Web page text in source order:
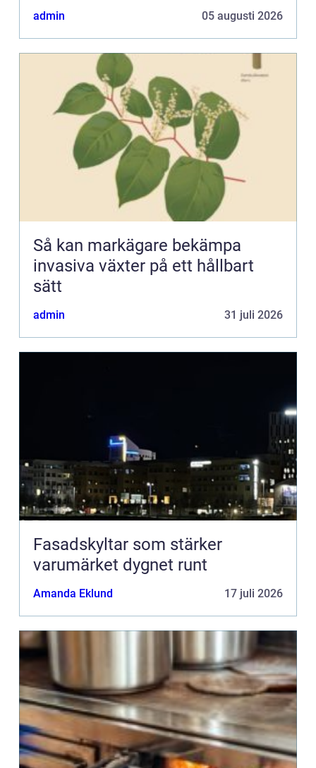
admin 05 augusti 2026
Så kan markägare bekämpa
invasiva växter på ett hållbart
sätt
admin 31 juli 2026
Fasadskyltar som stärker
varumärket dygnet runt
Amanda Eklund 17 juli 2026